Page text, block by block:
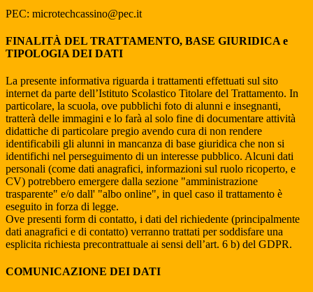
PEC: microtechcassino@pec.it
FINALITÀ DEL TRATTAMENTO, BASE GIURIDICA e
TIPOLOGIA DEI DATI
La presente informativa riguarda i trattamenti effettuati sul sito
internet da parte dell’Istituto Scolastico Titolare del Trattamento. In
particolare, la scuola, ove pubblichi foto di alunni e insegnanti,
tratterà delle immagini e lo farà al solo fine di documentare attività
didattiche di particolare pregio avendo cura di non rendere
identificabili gli alunni in mancanza di base giuridica che non si
identifichi nel perseguimento di un interesse pubblico. Alcuni dati
personali (come dati anagrafici, informazioni sul ruolo ricoperto, e
CV) potrebbero emergere dalla sezione "amministrazione
trasparente" e/o dall' "albo online", in quel caso il trattamento è
eseguito in forza di legge.
Ove presenti form di contatto, i dati del richiedente (principalmente
dati anagrafici e di contatto) verranno trattati per soddisfare una
esplicita richiesta precontrattuale ai sensi dell’art. 6 b) del GDPR.
COMUNICAZIONE DEI DATI